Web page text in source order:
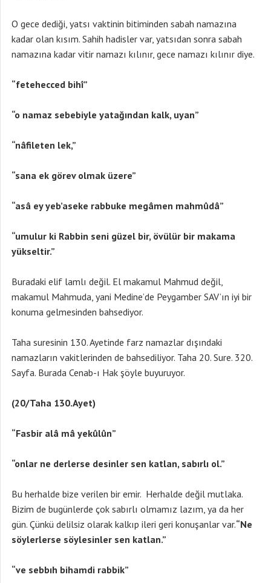
O gece dediği, yatsı vaktinin bitiminden sabah namazına
kadar olan kısım. Sahih hadisler var, yatsıdan sonra sabah
namazına kadar vitir namazı kılınır, gece namazı kılınır diye.
“fetehecced bihî”
“o namaz sebebiyle yatağından kalk, uyan”
“nâfileten lek,”
“sana ek görev olmak üzere”
“asâ ey yeb’aseke rabbuke megâmen mahmûdâ”
“umulur ki Rabbin seni güzel bir, övülür bir makama
yükseltir.”
Buradaki elif lamlı değil. El makamul Mahmud değil,
makamul Mahmuda, yani Medine’de Peygamber SAV’ın iyi bir
konuma gelmesinden bahsediyor.
Taha suresinin 130. Ayetinde farz namazlar dışındaki
namazların vakitlerinden de bahsediliyor. Taha 20. Sure. 320.
Sayfa. Burada Cenab-ı Hak şöyle buyuruyor.
(20/Taha 130.Ayet)
“Fasbir alâ mâ yekûlûn”
“onlar ne derlerse desinler sen katlan, sabırlı ol.”
Bu herhalde bize verilen bir emir. Herhalde değil mutlaka.
Bizim de bugünlerde çok sabırlı olmamız lazım, ya da her
gün. Çünkü delilsiz olarak kalkıp ileri geri konuşanlar var.“Ne
söylerlerse söylesinler sen katlan.”
“ve sebbıh bihamdi rabbik”